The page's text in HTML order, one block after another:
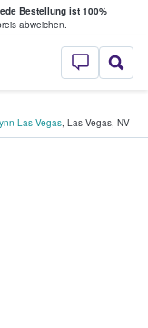
Bestellung ist 100%
abweichen.
- Wo
Las Vegas, Las Vegas, NV